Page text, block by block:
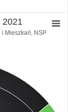
2021
Mieszkań, NSP